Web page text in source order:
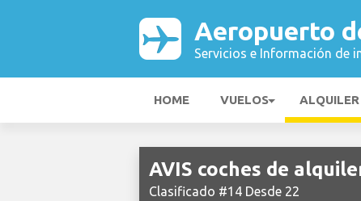
Aeropuerto
Servicios e Información de
HOME VUELOS ALQUILER
AVIS coches de
Clasificado #14 Desde 22